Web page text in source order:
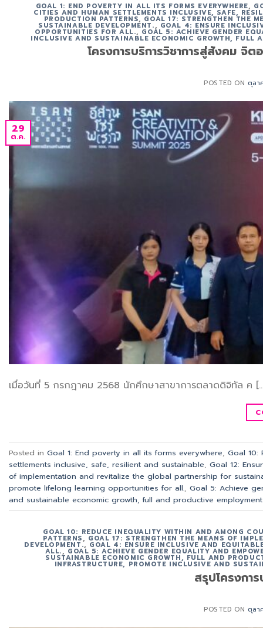
GOAL 1: END POVERTY IN ALL ITS FORMS EVERYWHERE,
CITIES AND HUMAN SETTLEMENTS INCLUSIVE, SAFE,
PRODUCTION PATTERNS, GOAL 17: STRENGTHEN THE
SUSTAINABLE DEVELOPMENT., GOAL 4: ENSURE
OPPORTUNITIES FOR ALL., GOAL 5: ACHIEVE GENDER
INCLUSIVE AND SUSTAINABLE ECONOMIC GROWTH, FULL
โครงการบริการวิชาการสู่สังคม
POSTED ON ตุล
29
ต.ค.
เมื่อวันที่ 5 กรกฎาคม 2568 นักศึกษาสาขาการตลาดดิจิทัล ค
Posted in Goal 1: End poverty in all its forms everywhere Goal 10:
settlements inclusive, safe, resilient and sustainable Goal 12:
of implementation and revitalize the global partnership for
promote lifelong learning opportunities for all. Goal 5: Achieve
and sustainable economic growth, full and productive
GOAL 10: REDUCE INEQUALITY WITHIN AND AMONG
PATTERNS, GOAL 17: STRENGTHEN THE MEANS OF
DEVELOPMENT., GOAL 4: ENSURE INCLUSIVE AND
ALL., GOAL 5: ACHIEVE GENDER EQUALITY AND
SUSTAINABLE ECONOMIC GROWTH, FULL AND
INFRASTRUCTURE, PROMOTE INCLUSIVE AND
สรุปโครงกา
POSTED ON ตุล